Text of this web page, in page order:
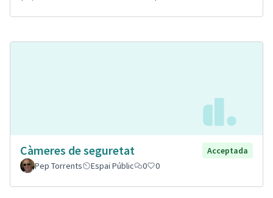
Càmeres de seguretat
Acceptada
Pep Torrents
Espai Públic 0 0